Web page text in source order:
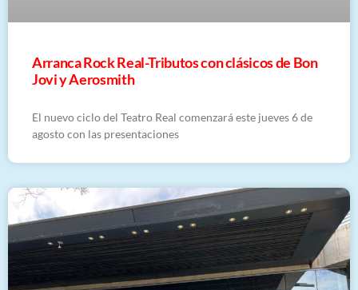
Arranca Rock Real-Tributos con clásicos de Bon
Jovi y Aerosmith
El nuevo ciclo del Teatro Real comenzará este jueves 6 de
agosto con las presentaciones